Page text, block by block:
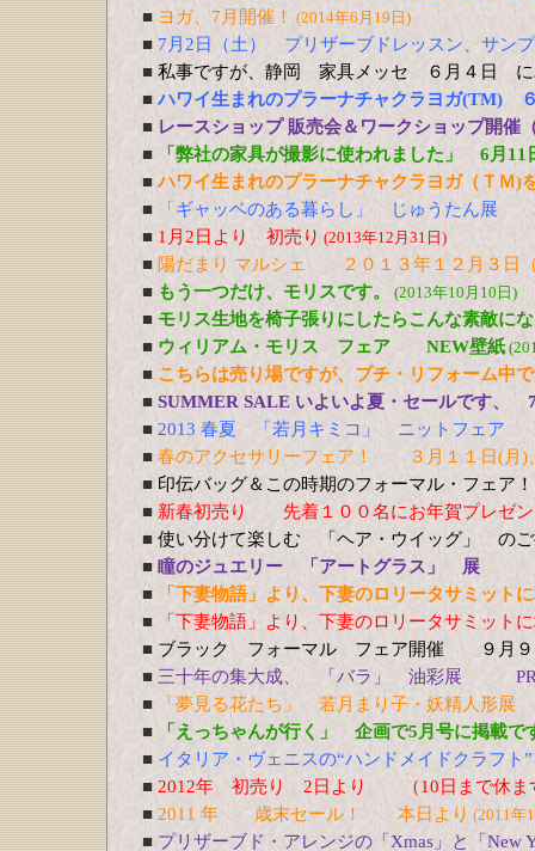
■ ヨガ、7月開催！ (2014年6月19日)
■ 7月2日（土） プリザーブドレッスン、サン
■ 私事ですが、静岡 家具メッセ ６月４日 に
■ ハワイ生まれのプラーナチャクラヨガ(TM)
■ レースショップ 販売会＆ワークショップ開
■
「弊社の家具が撮影に使われました」 6月11
■ ハワイ生まれのプラーナチャクラヨガ（ＴＭ
■
「ギャッベのある暮らし」 じゅうたん
■ 1月2日より 初売り (2013年12月31日)
■ 陽だまり マルシェ ２０１３年１２月３日
■ もう一つだけ、モリスです。 (2013年10月10日)
■ モリス生地を椅子張りにしたらこんな素敵に
■ ウィリアム・モリス フェア NEW壁紙
■ こちらは売り場ですが、プチ・リフォーム中
■ SUMMER SALE いよいよ夏・セールです、
■ 2013 春夏 「若月キミコ」 ニットフェア
■ 春のアクセサリーフェア！ ３月１１日(月)
■ 印伝バッグ＆この時期のフォーマル・フェ
■ 新春初売り 先着１００名にお年賀
■ 使い分けて楽しむ 「ヘア・ウイッグ」
■ 瞳のジュエリー 「アートグラス」 展
■
「下妻物語」より、下妻のロリータサミッ
■
「下妻物語」より、下妻のロリータサミッ
■ ブラック フォーマル フェア開催 ９月９
■ 三十年の集大成、 「バラ」 油彩展
■
「夢見る花たち」 若月まり子・妖精人形展
■
「えっちゃんが行く」 企画で5月号に掲載で
■ イタリア・ヴェニスの“ハンドメイドクラフ
■ 2012年 初売り 2日より （10日まで休ま
■ 2011 年 歳末セール！ 本日より (2011年
■ プリザーブド・アレンジの「Xmas」と「New